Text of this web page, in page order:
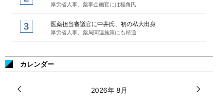
厚労省人事、薬事企画官には稲角氏
医薬担当審議官に中井氏、初の私大出身
厚労省人事、薬局関連施策にも精通
カレンダー
2026年 8月